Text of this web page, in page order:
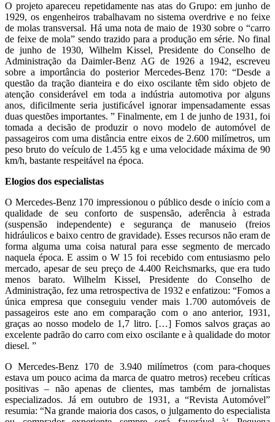
O projeto apareceu repetidamente nas atas do Grupo: em junho de
1929, os engenheiros trabalhavam no sistema overdrive e no feixe
de molas transversal. Há uma nota de maio de 1930 sobre o “carro
de feixe de mola” sendo trazido para a produção em série. No final
de junho de 1930, Wilhelm Kissel, Presidente do Conselho de
Administração da Daimler-Benz AG de 1926 a 1942, escreveu
sobre a importância do posterior Mercedes-Benz 170: “Desde a
questão da tração dianteira e do eixo oscilante têm sido objeto de
atenção considerável em toda a indústria automotiva por alguns
anos, dificilmente seria justificável ignorar impensadamente essas
duas questões importantes. ” Finalmente, em 1 de junho de 1931, foi
tomada a decisão de produzir o novo modelo de automóvel de
passageiros com uma distância entre eixos de 2.600 milímetros, um
peso bruto do veículo de 1.455 kg e uma velocidade máxima de 90
km/h, bastante respeitável na época.
Elogios dos especialistas
O Mercedes-Benz 170 impressionou o público desde o início com a
qualidade de seu conforto de suspensão, aderência à estrada
(suspensão independente) e segurança de manuseio (freios
hidráulicos e baixo centro de gravidade). Esses recursos não eram de
forma alguma uma coisa natural para esse segmento de mercado
naquela época. E assim o W 15 foi recebido com entusiasmo pelo
mercado, apesar de seu preço de 4.400 Reichsmarks, que era tudo
menos barato. Wilhelm Kissel, Presidente do Conselho de
Administração, fez uma retrospectiva de 1932 e enfatizou: “Fomos a
única empresa que conseguiu vender mais 1.700 automóveis de
passageiros este ano em comparação com o ano anterior, 1931,
graças ao nosso modelo de 1,7 litro. […] Fomos salvos graças ao
excelente padrão do carro com eixo oscilante e à qualidade do motor
diesel. ”
O Mercedes-Benz 170 de 3.940 milímetros (com para-choques
estava um pouco acima da marca de quatro metros) recebeu críticas
positivas – não apenas de clientes, mas também de jornalistas
especializados. Já em outubro de 1931, a “Revista Automóvel”
resumia: “Na grande maioria dos casos, o julgamento do especialista